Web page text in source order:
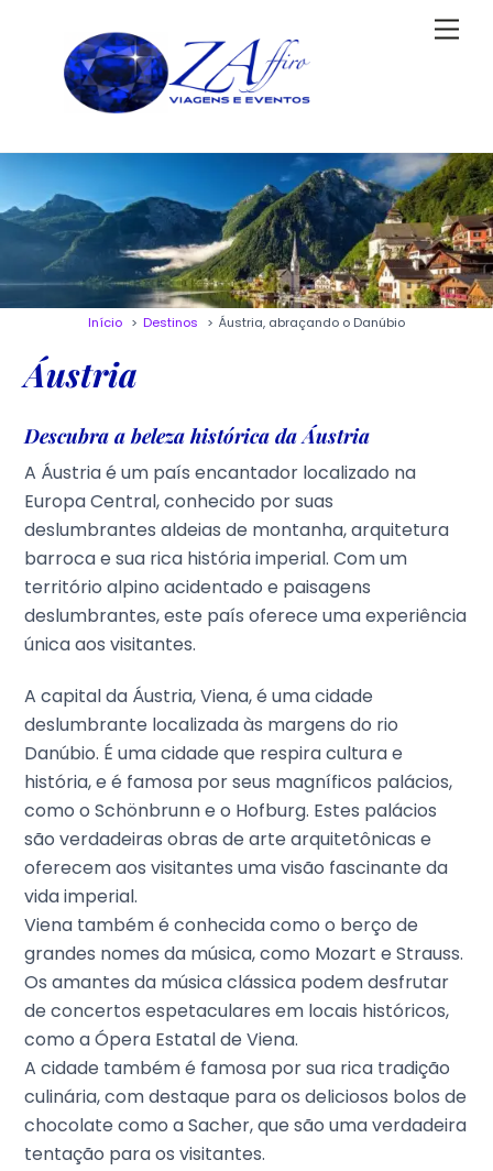
content
Início Destinos Áustria, abraçando o Danúbio
Áustria
Descubra a beleza histórica da Áustria
A Áustria é um país encantador localizado na
Europa Central, conhecido por suas
deslumbrantes aldeias de montanha, arquitetura
barroca e sua rica história imperial. Com um
território alpino acidentado e paisagens
deslumbrantes, este país oferece uma experiência
única aos visitantes.
A capital da Áustria, Viena, é uma cidade
deslumbrante localizada às margens do rio
Danúbio. É uma cidade que respira cultura e
história, e é famosa por seus magníficos palácios,
como o Schönbrunn e o Hofburg. Estes palácios
são verdadeiras obras de arte arquitetônicas e
oferecem aos visitantes uma visão fascinante da
vida imperial.
Viena também é conhecida como o berço de
grandes nomes da música, como Mozart e Strauss.
Os amantes da música clássica podem desfrutar
de concertos espetaculares em locais históricos,
como a Ópera Estatal de Viena.
A cidade também é famosa por sua rica tradição
culinária, com destaque para os deliciosos bolos de
chocolate como a Sacher, que são uma verdadeira
tentação para os visitantes.